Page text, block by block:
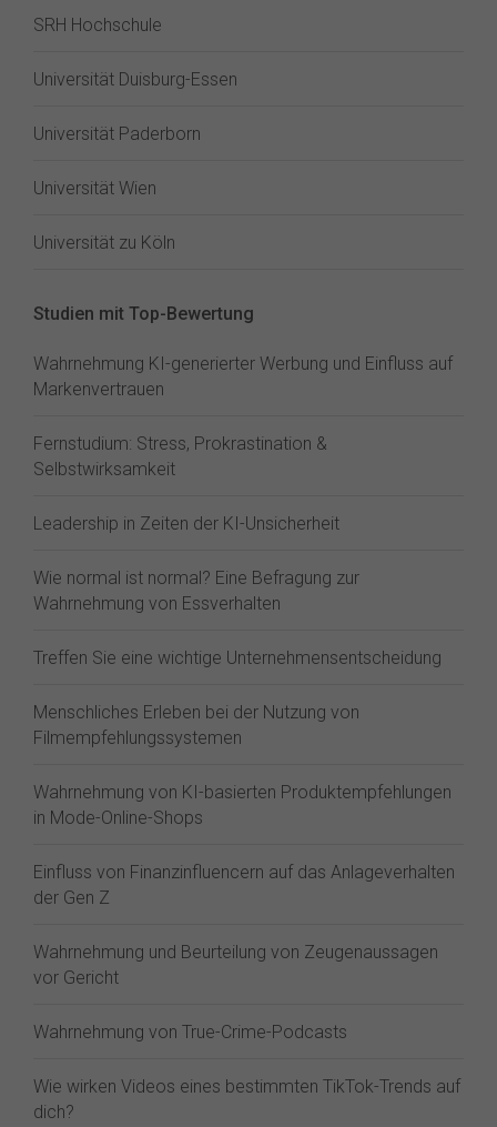
SRH Hochschule
Universität Duisburg-Essen
Universität Paderborn
Universität Wien
Universität zu Köln
Studien mit Top-Bewertung
Wahrnehmung KI-generierter Werbung und Einfluss auf
Markenvertrauen
Fernstudium: Stress, Prokrastination &
Selbstwirksamkeit
Leadership in Zeiten der KI-Unsicherheit
Wie normal ist normal? Eine Befragung zur
Wahrnehmung von Essverhalten
Treffen Sie eine wichtige Unternehmensentscheidung
Menschliches Erleben bei der Nutzung von
Filmempfehlungssystemen
Wahrnehmung von KI-basierten Produktempfehlungen
in Mode-Online-Shops
Einfluss von Finanzinfluencern auf das Anlageverhalten
der Gen Z⁠
Wahrnehmung und Beurteilung von Zeugenaussagen
vor Gericht
Wahrnehmung von True-Crime-Podcasts
Wie wirken Videos eines bestimmten TikTok-Trends auf
dich?